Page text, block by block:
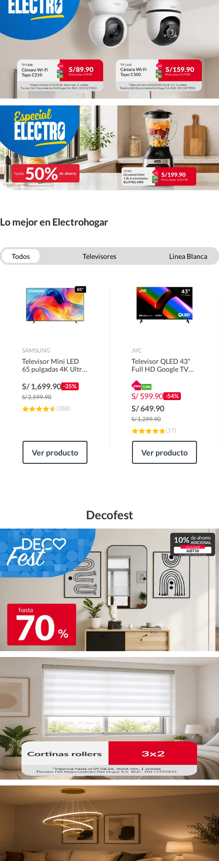
Lo mejor en Electrohogar
Todos Televisores
Linea Blanca
SAMSUNG
Televisor Mini LED
65 pulgadas 4K Ultra
UN65M70HAGXPE
S/1,699.90 -35%
S/2,599.90
(288)
Ver producto
JVC
Televisor QLED 43"
Full HD Google TV
S/ 599.90 -54%
S/649.90
S/1,299.90
(17)
Ver producto
Decofest